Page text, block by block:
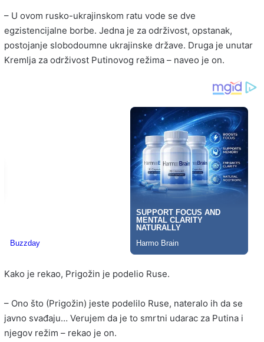
– U ovom rusko-ukrajinskom ratu vode se dve
egzistencijalne borbe. Jedna je za održivost, opstanak,
postojanje slobodoumne ukrajinske države. Druga je unutar
Kremlja za održivost Putinovog režima – naveo je on.
Kako je rekao, Prigožin je podelio Ruse.
– Ono što (Prigožin) jeste podelilo Ruse, nateralo ih da se
javno svađaju… Verujem da je to smrtni udarac za Putina i
njegov režim – rekao je on.